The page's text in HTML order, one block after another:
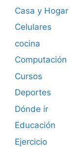
Casa y Hogar
Celulares
cocina
Computación
Cursos
Deportes
Dónde ir
Educación
Ejercicio